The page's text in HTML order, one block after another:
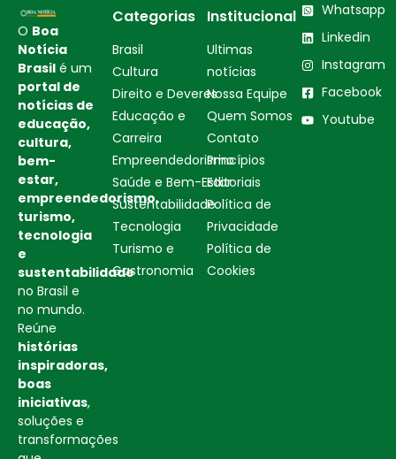
O Boa
Notícia
Brasil é um
portal de
notícias de
educação,
cultura,
bem-
estar,
empreendedorismo,
turismo,
tecnologia
e
sustentabilidade
no Brasil e
no mundo.
Reúne
histórias
inspiradoras,
boas
iniciativas,
soluções e
transformações
Categorias
Brasil
Cultura
Direito e Deveres
Educação e
Carreira
Empreendedorismo
Saúde e Bem-Estar
Sustentabilidade
Tecnologia
Turismo e
Gastronomia
Institucional
Ultimas
notícias
Nossa Equipe
Quem Somos
Contato
Princípios
Editoriais
Política de
Privacidade
Política de
Cookies
Whatsapp
Linkedin
Instagram
Facebook
Youtube